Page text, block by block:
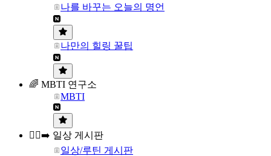
나를 바꾸는 오늘의 명언
나만의 힐링 꿀팁
🌈 MBTI 연구소
MBTI
🏃‍♀️‍➡️ 일상 게시판
일상/루틴 게시판